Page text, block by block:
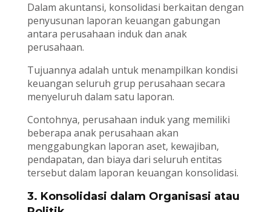
Dalam akuntansi, konsolidasi berkaitan dengan
penyusunan laporan keuangan gabungan
antara perusahaan induk dan anak
perusahaan.
Tujuannya adalah untuk menampilkan kondisi
keuangan seluruh grup perusahaan secara
menyeluruh dalam satu laporan.
Contohnya, perusahaan induk yang memiliki
beberapa anak perusahaan akan
menggabungkan laporan aset, kewajiban,
pendapatan, dan biaya dari seluruh entitas
tersebut dalam laporan keuangan konsolidasi.
3. Konsolidasi dalam Organisasi atau